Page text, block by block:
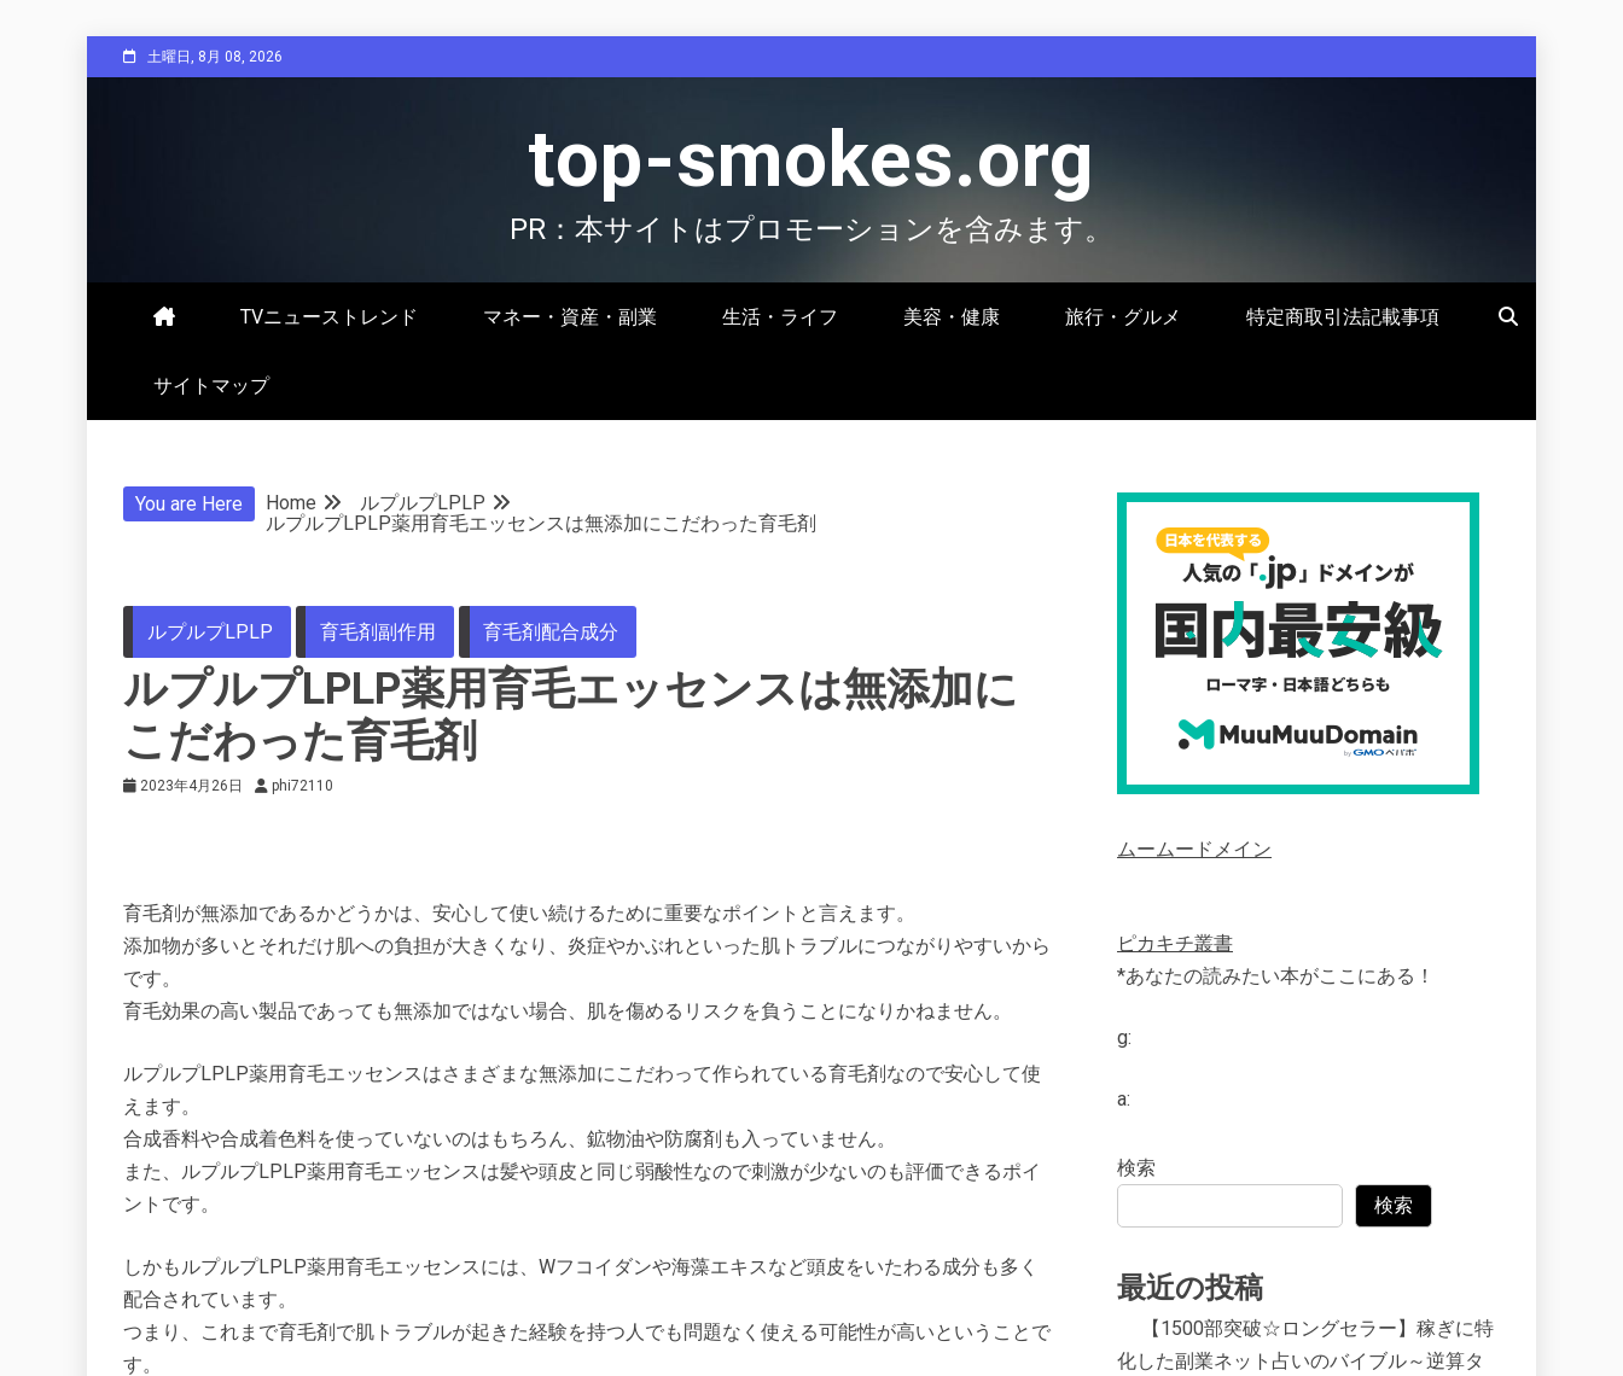
to
土曜日, 8月 08, 2026
top-smokes.org
PR：本サイトはプロモーションを含みます。
TVニューストレンド マネー・資産・副業 生活・ライフ 美容・健康 旅行・グルメ 特定商取引法記載事項
サイトマップ
You are Here Home
ルプルプLPLP
ルプルプLPLP薬用育毛エッセンスは無添加にこだわった育毛剤
ルプルプLPLP 育毛剤副作用 育毛剤配合成分
ルプルプLPLP薬用育毛エッセンスは無添加に
こだわった育毛剤
2023年4月26日 phi72110
育毛剤が無添加であるかどうかは、安心して使い続けるために重要なポイントと言えます。
添加物が多いとそれだけ肌への負担が大きくなり、炎症やかぶれといった肌トラブルにつながりやすいから
です。
育毛効果の高い製品であっても無添加ではない場合、肌を傷めるリスクを負うことになりかねません。
ルプルプLPLP薬用育毛エッセンスはさまざまな無添加にこだわって作られている育毛剤なので安心して使
えます。
合成香料や合成着色料を使っていないのはもちろん、鉱物油や防腐剤も入っていません。
また、ルプルプLPLP薬用育毛エッセンスは髪や頭皮と同じ弱酸性なので刺激が少ないのも評価できるポイ
ントです。
しかもルプルプLPLP薬用育毛エッセンスには、Wフコイダンや海藻エキスなど頭皮をいたわる成分も多く
配合されています。
つまり、これまで育毛剤で肌トラブルが起きた経験を持つ人でも問題なく使える可能性が高いということで
す。
ムームードメイン
ピカキチ叢書
*あなたの読みたい本がここにある！
g:
a:
検索
検索
最近の投稿
【1500部突破☆ロングセラー】稼ぎに特
化した副業ネット占いのバイブル～逆算タ